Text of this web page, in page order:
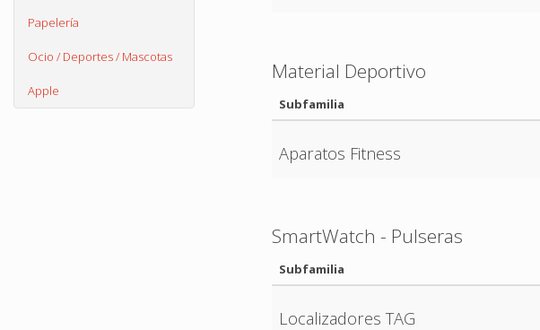
Papelería
Ocio / Deportes / Mascotas
Apple
Material Deportivo
Subfamilia
Aparatos Fitness
SmartWatch - Pulseras
Subfamilia
Localizadores TAG